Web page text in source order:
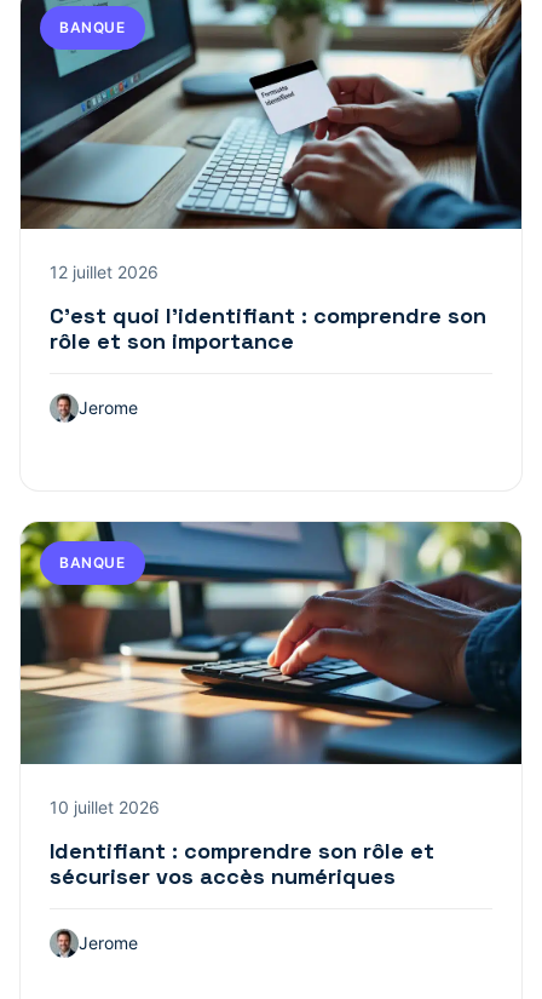
BANQUE
12 juillet 2026
C’est quoi l’identifiant : comprendre son
rôle et son importance
Jerome
BANQUE
10 juillet 2026
Identifiant : comprendre son rôle et
sécuriser vos accès numériques
Jerome